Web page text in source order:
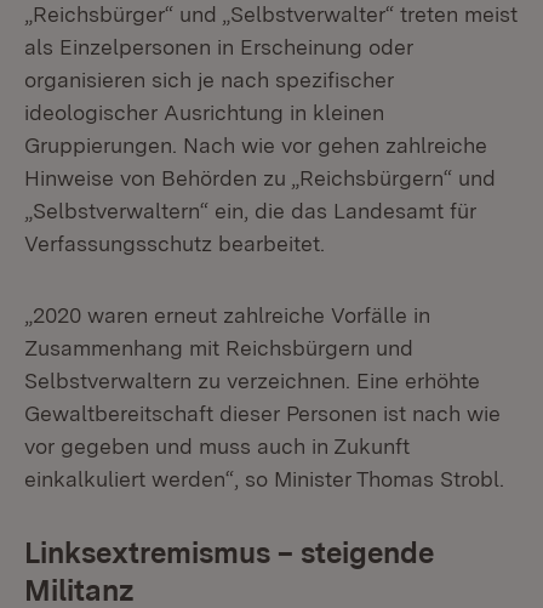
„Reichsbürger“ und „Selbstverwalter“ treten meist
als Einzelpersonen in Erscheinung oder
organisieren sich je nach spezifischer
ideologischer Ausrichtung in kleinen
Gruppierungen. Nach wie vor gehen zahlreiche
Hinweise von Behörden zu „Reichsbürgern“ und
„Selbstverwaltern“ ein, die das Landesamt für
Verfassungsschutz bearbeitet.
„2020 waren erneut zahlreiche Vorfälle in
Zusammenhang mit Reichsbürgern und
Selbstverwaltern zu verzeichnen. Eine erhöhte
Gewaltbereitschaft dieser Personen ist nach wie
vor gegeben und muss auch in Zukunft
einkalkuliert werden“, so Minister Thomas Strobl.
Linksextremismus – steigende
Militanz